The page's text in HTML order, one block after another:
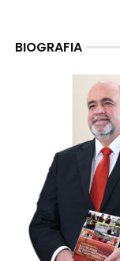
BIOGRAFIA